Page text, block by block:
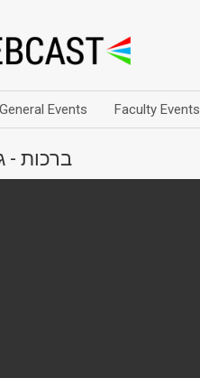
Events Faculty Events
ברכות -